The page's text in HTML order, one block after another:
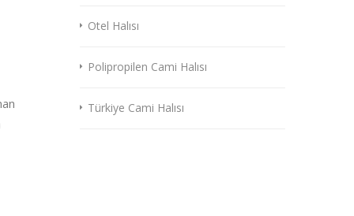
Otel Halısı
Polipropilen Cami Halısı
Türkiye Cami Halısı